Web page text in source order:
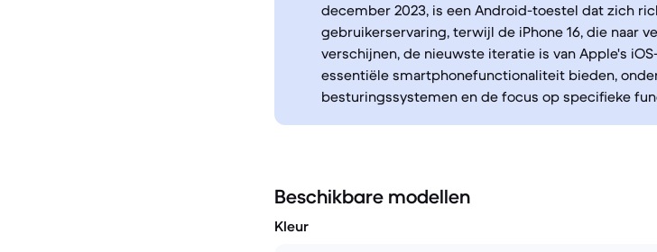
december 2023, is een Android-toestel dat zich
gebruikerservaring, terwijl de iPhone 16, die naar
verschijnen, de nieuwste iteratie is van Apple's
essentiële smartphonefunctionaliteit bieden,
besturingssystemen en de focus op specifieke
Beschikbare modellen
Kleur